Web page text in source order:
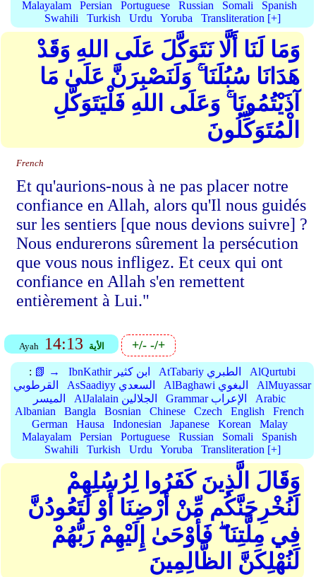
Malayalam Persian Portuguese Russian Somali
Spanish
Swahili
Turkish Urdu Yoruba Transliteration [+]
وَمَا لَنَا أَلَّا نَتَوَكَّلَ عَلَى اللهِ وَقَدْ
هَدَانَا سُبُلَنَا ۚ وَلَنَصْبِرَنَّ عَلَىٰ مَا
آذَيْتُمُونَا ۚ وَعَلَى اللهِ فَلْيَتَوَكَّلِ
الْمُتَوَكِّلُونَ
French
Et qu'aurions-nous à ne pas placer notre
confiance en Allah, alors qu'Il nous guidés
sur les sentiers [que nous devions suivre] ?
Nous endurerons sûrement la persécution
que vous nous infligez. Et ceux qui ont
confiance en Allah s'en remettent
entièrement à Lui."
Ayah 14:13 الأية +/--/+
: 📗 → IbnKathir ابن كثير AtTabariy الطبري
AlQurtubi
القرطوبي
AsSaadiyy السعدي AlBaghawi البغوي
AlMuyassar
الميسر
AlJalalain الجلالين Grammar الإعراب
Arabic
Albanian
Bangla Bosnian Chinese Czech English
French
German
Hausa Indonesian Japanese Korean
Malay
Malayalam
Persian Portuguese Russian Somali
Spanish
Swahili
Turkish Urdu Yoruba Transliteration [+]
وَقَالَ الَّذِينَ كَفَرُوا لِرُسُلِهِمْ
لَنُخْرِجَنَّكُم مِّنْ أَرْضِنَا أَوْ لَتَعُودُنَّ
فِي مِلَّتِنَا ۖ فَأَوْحَىٰ إِلَيْهِمْ رَبُّهُمْ
لَنُهْلِكَنَّ الظَّالِمِينَ